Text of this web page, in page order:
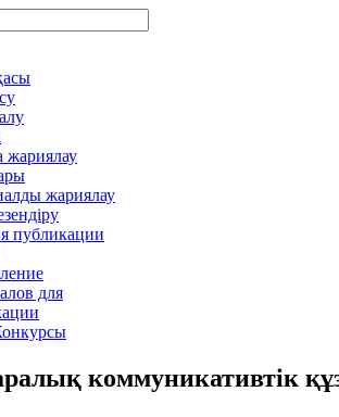
жариялау
жариялау
публикации
для
коммуникативтік